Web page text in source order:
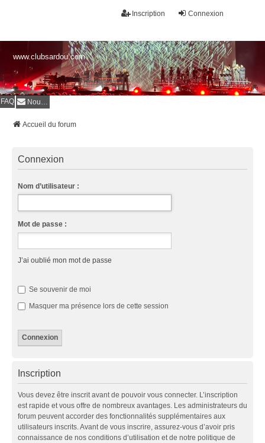
Connexion
Inscription
www.clubsardou.com
FAQ Nous contacter
Accueil du forum
Connexion
Nom d’utilisateur :
Mot de passe :
J’ai oublié mon mot de passe
Se souvenir de moi
Masquer ma présence lors de cette session
Inscription
Vous devez être inscrit avant de pouvoir vous connecter. L’inscription
est rapide et vous offre de nombreux avantages. Les administrateurs du
forum peuvent accorder des fonctionnalités supplémentaires aux
utilisateurs inscrits. Avant de vous inscrire, assurez-vous d’avoir pris
connaissance de nos conditions d’utilisation et de notre politique de